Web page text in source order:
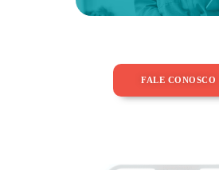
FALE CONOSCO